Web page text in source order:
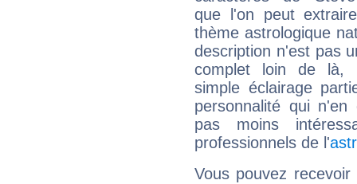
que l'on peut
thème astrologique
description n'est pas
complet loin de là,
simple éclairage
personnalité qui n'en
pas moins
professionnels de l'
Vous pouvez